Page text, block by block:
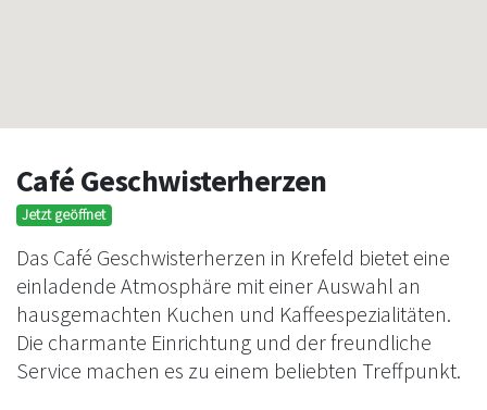
Café Geschwisterherzen
Jetzt geöffnet
Das Café Geschwisterherzen in Krefeld bietet eine
einladende Atmosphäre mit einer Auswahl an
hausgemachten Kuchen und Kaffeespezialitäten.
Die charmante Einrichtung und der freundliche
Service machen es zu einem beliebten Treffpunkt.